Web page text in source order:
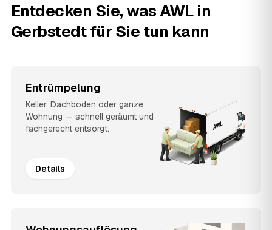
Entdecken Sie, was AWL in
Gerbstedt für Sie tun kann
Entrümpelung
Keller, Dachboden oder ganze
Wohnung — schnell geräumt und
fachgerecht entsorgt.
Details